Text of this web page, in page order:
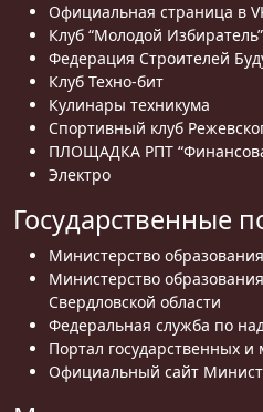
Официальная страница в
Клуб “Молодой Избиратель”
Федерация Строителей
Клуб Техно-бит
Кулинары техникума
Спортивный клуб
ПЛОЩАДКА РПТ
Электро
Государственные
Министерство
Министерство
Свердловской области
Федеральная служба по
Портал государственных
Официальный сайт